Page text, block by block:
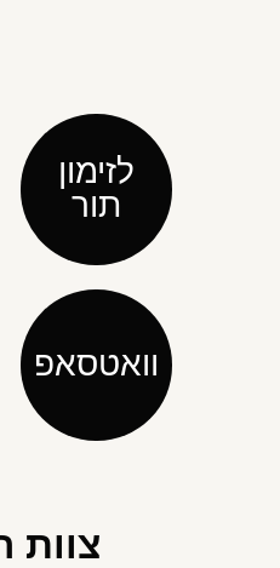
לזימון
תור
וואטסאפ
צוות